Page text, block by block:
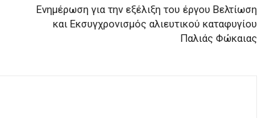
Ενημέρωση για την εξέλιξη του έργου Βελτίωση
και Εκσυγχρονισμός αλιευτικού καταφυγίου
Παλιάς Φώκαιας